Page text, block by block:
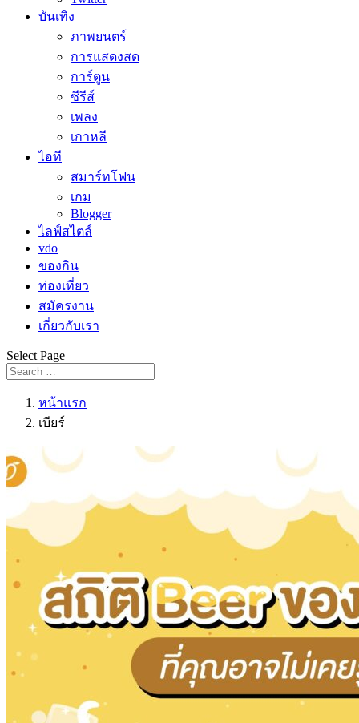
บันเทิง
ภาพยนตร์
การแสดงสด
การ์ตูน
ซีรีส์
เพลง
เกาหลี
ไอที
สมาร์ทโฟน
เกม
Blogger
ไลฟ์สไตล์
vdo
ของกิน
ท่องเที่ยว
สมัครงาน
เกี่ยวกับเรา
Select Page
หน้าแรก
เบียร์